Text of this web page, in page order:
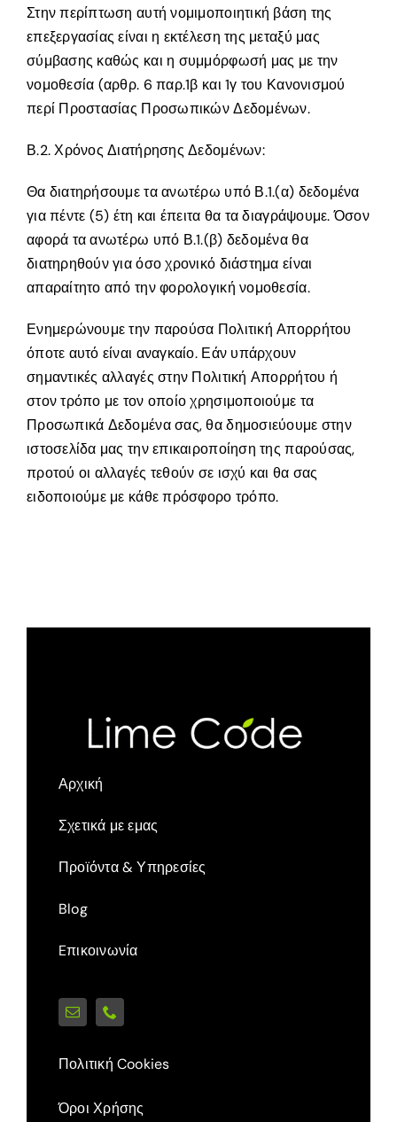
Στην περίπτωση αυτή νομιμοποιητική βάση της
επεξεργασίας είναι η εκτέλεση της μεταξύ μας
σύμβασης καθώς και η συμμόρφωσή μας με την
νομοθεσία (αρθρ. 6 παρ.1β και 1γ του Κανονισμού
περί Προστασίας Προσωπικών Δεδομένων.
Β.2. Χρόνος Διατήρησης Δεδομένων:
Θα διατηρήσουμε τα ανωτέρω υπό Β.1.(α) δεδομένα
για πέντε (5) έτη και έπειτα θα τα διαγράψουμε. Όσον
αφορά τα ανωτέρω υπό Β.1.(β) δεδομένα θα
διατηρηθούν για όσο χρονικό διάστημα είναι
απαραίτητο από την φορολογική νομοθεσία.
Ενημερώνουμε την παρούσα Πολιτική Απορρήτου
όποτε αυτό είναι αναγκαίο. Εάν υπάρχουν
σημαντικές αλλαγές στην Πολιτική Απορρήτου ή
στον τρόπο με τον οποίο χρησιμοποιούμε τα
Προσωπικά Δεδομένα σας, θα δημοσιεύουμε στην
ιστοσελίδα μας την επικαιροποίηση της παρούσας,
προτού οι αλλαγές τεθούν σε ισχύ και θα σας
ειδοποιούμε με κάθε πρόσφορο τρόπο.
Αρχική
Σχετικά με εμας
Προϊόντα & Υπηρεσίες
Blog
Eπικοινωνία
Πολιτική Cookies
Όροι Χρήσης